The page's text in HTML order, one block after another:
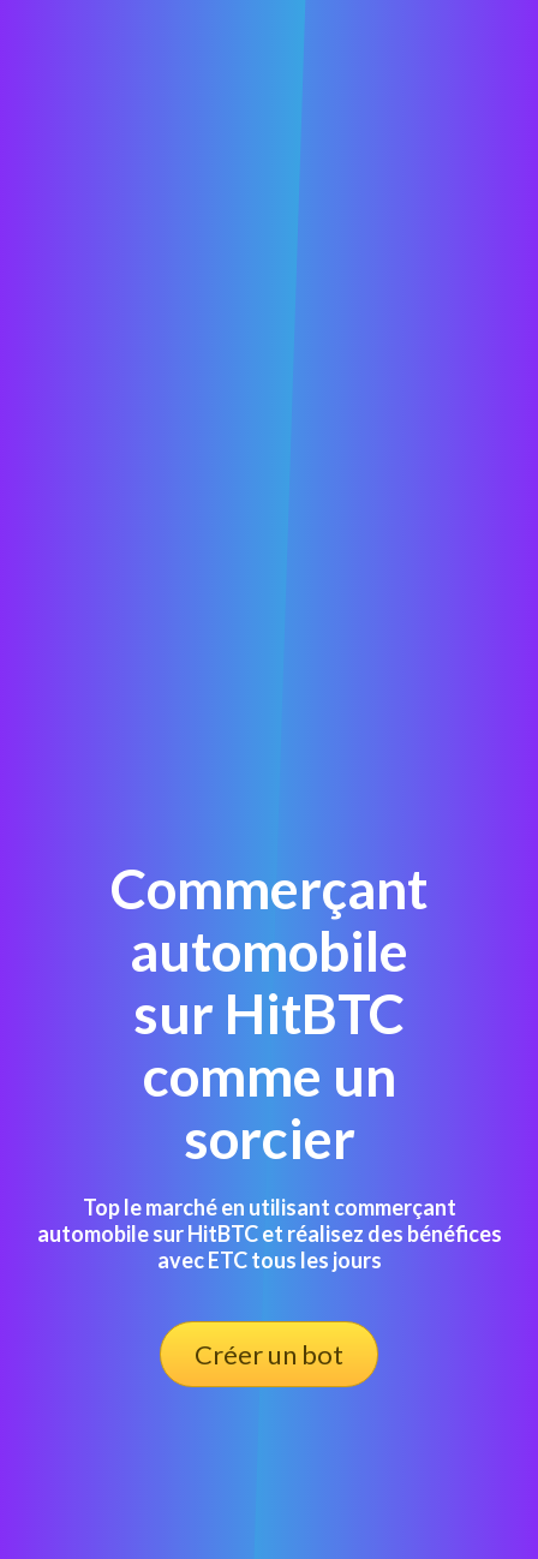
Commerçant
automobile
sur HitBTC
comme un
sorcier
Top le marché en utilisant commerçant
automobile sur HitBTC et réalisez des bénéfices
avec ETC tous les jours
Créer un bot